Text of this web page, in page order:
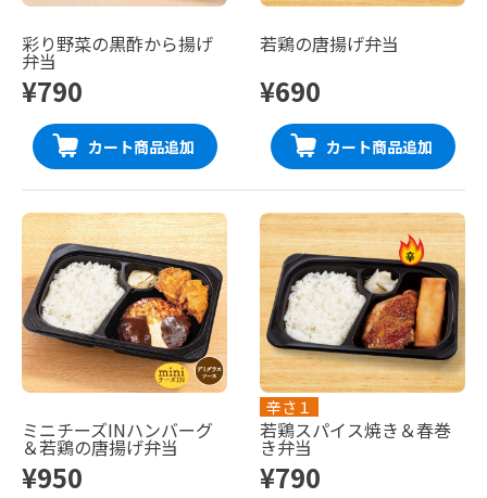
彩り野菜の黒酢から揚げ
弁当
¥790
カート商品追加
若鶏の唐揚げ弁当
¥690
カート商品追加
ミニチーズINハンバーグ
＆若鶏の唐揚げ弁当
¥950
辛さ１
若鶏スパイス焼き＆春巻
き弁当
¥790